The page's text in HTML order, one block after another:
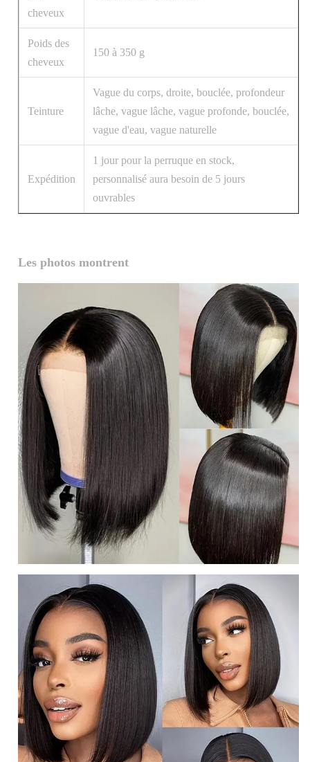
cheveux
Poids des
cheveux
150 à 350 g
Teinture
Vague du corps, droite, bouclée, profondeur
lâche, vague lâche, vague profonde, bouclée,
vague d'eau, vague naturelle
Expédition
1 jour pour la perruque en stock,
personnalisé aura besoin de 5 jours
ouvrables
Les photos montrent